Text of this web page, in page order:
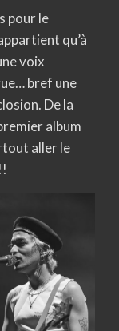
pour le
qu’à
voix
bref une
De la
album
aller le